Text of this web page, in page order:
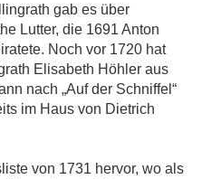
gab es über
Lutter, die 1691 Anton
Noch vor 1720 hat
Elisabeth Höhler aus
nach „Auf der Schniffel“
im Haus von Dietrich
von 1731 hervor, wo als